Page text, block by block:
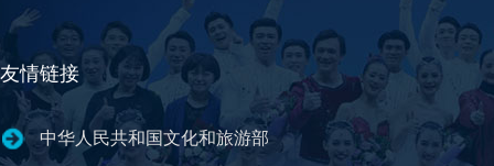
友情链接
中华人民共和国文化和旅游部